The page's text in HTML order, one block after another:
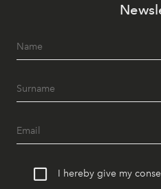
I hereby give my